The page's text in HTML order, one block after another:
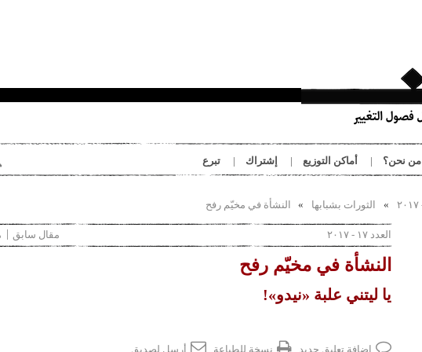
من نحن؟ أماكن التوزيع إشتراك تبرع
الثورات بشبابها النشأة في مخيّم رفح
العدد ١٧ - ٢٠١٧ مقال سابق
النشأة في مخيّم رفح
يا ليتني علبة «نيدو»!
إضافة تعليق جديد نسخة للطباعة أرسل لصديق